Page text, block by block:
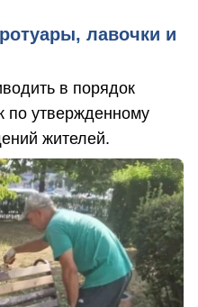
лавочки и
в порядок
по утвержденному
жителей.